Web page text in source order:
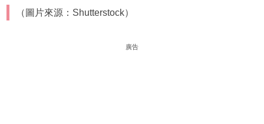
（圖片來源：Shutterstock）
廣告